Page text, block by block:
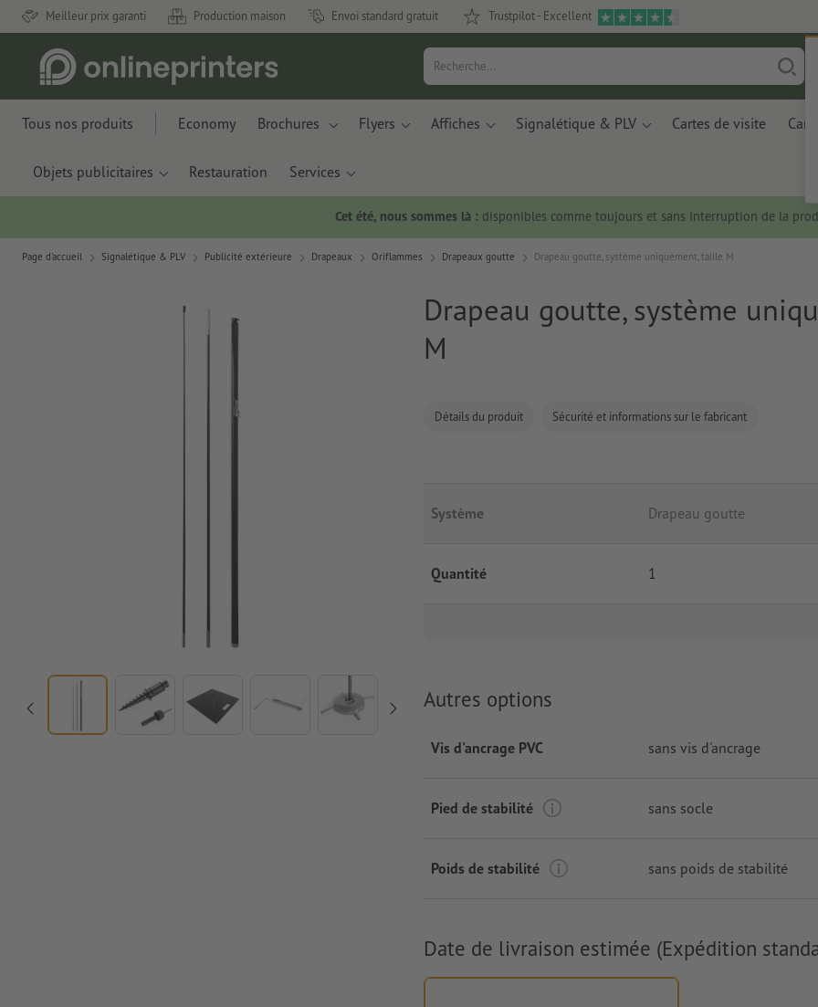
Meilleur prix garanti Production maison Envoi standard gratuit Trustpilot - Excellent
Tous nos produits Economy Brochures Flyers Affiches Signalétique & PLV Cartes de visite
Objets publicitaires Restauration Services
Cet été, nous sommes là :disponibles comme toujours et sans interruption de la
Page d'accueil Signalétique & PLV Publicité extérieure Drapeaux Oriflammes Drapeaux goutte Drapeau goutte, système uniquement, taille M
Drapeau goutte, système
M
Détails du produit Sécurité et informations sur le fabricant
Système Drapeau goutte
Quantité 1
Autres options
Vis d'ancrage PVC sans vis d'ancrage
Pied de stabilité sans socle
Poids de stabilité sans poids de stabilité
Date de livraison estimée (Expédition